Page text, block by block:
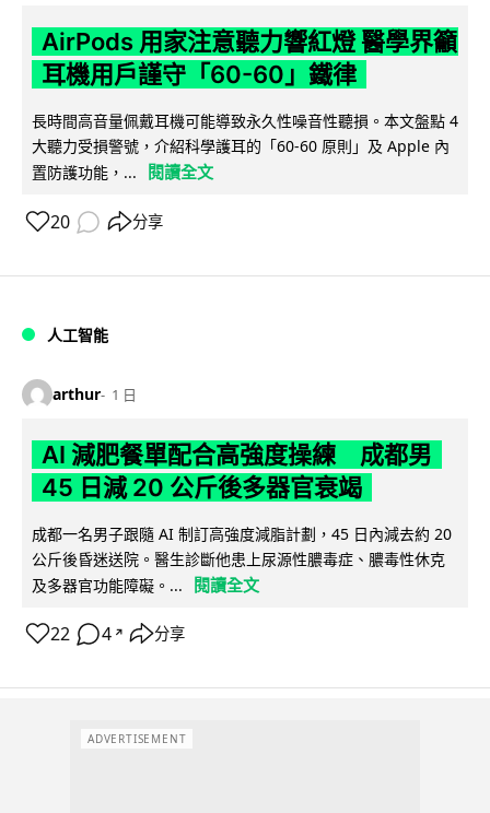
AirPods 用家注意聽力響紅燈 醫學界籲
耳機用戶謹守「60-60」鐵律
長時間高音量佩戴耳機可能導致永久性噪音性聽損。本文盤點 4
大聽力受損警號，介紹科學護耳的「60-60 原則」及 Apple 內
置防護功能，...
閱讀全文
20 分享
人工智能
arthur 1 日
AI 減肥餐單配合高強度操練 成都男
45 日減 20 公斤後多器官衰竭
成都一名男子跟隨 AI 制訂高強度減脂計劃，45 日內減去約 20
公斤後昏迷送院。醫生診斷他患上尿源性膿毒症、膿毒性休克
及多器官功能障礙。...
閱讀全文
22 4 ↗ 分享
ADVERTISEMENT